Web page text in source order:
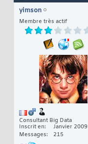
yimson
Membre très actif
Consultant Big Data
Inscrit en
Janvier 2009
Messages
215